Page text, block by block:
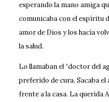
esperando la mano amiga
comunicaba con el espíritu
amor de Dios y los hacía
la salud.
Lo llamaban el “doctor del
preferido de cura. Sacaba el
frente a la casa. La querida